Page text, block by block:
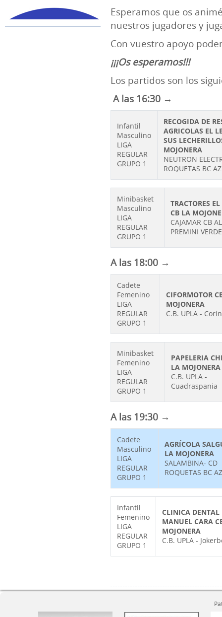
Esperamos que os
nuestros jugadores y
Con vuestro apoyo
¡¡¡Os esperamos!!!
Los partidos son los
A las 16:30 →
Infantil
Masculino
LIGA
REGULAR
GRUPO 1
RECOGIDA DE
AGRICOLAS EL
SUS
MOJONERA
NEUTRON
ROQUETAS BC
Minibasket
Masculino
LIGA
REGULAR
GRUPO 1
TRACTORES
CB LA
CAJAMAR CB
PREMINI VERDE
A las 18:00 →
Cadete
Femenino
LIGA
REGULAR
GRUPO 1
CIFORMOTOR
MOJONERA
C.B. UPLA -
Minibasket
Femenino
LIGA
REGULAR
GRUPO 1
PAPELERIA
LA MOJONERA
C.B. UPLA -
Cuadraspania
A las 19:30 →
Cadete
Masculino
LIGA
REGULAR
GRUPO 1
AGRÍCOLA
LA MOJONERA
SALAMBINA- CD
ROQUETAS BC
Infantil
Femenino
LIGA
REGULAR
GRUPO 1
CLINICA DENTAL
MANUEL CARA
MOJONERA
C.B. UPLA -